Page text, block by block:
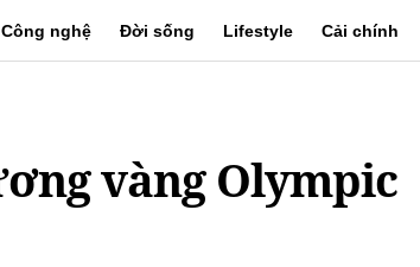
Công nghệ Đời sống Lifestyle Cải chính
vàng Olympic